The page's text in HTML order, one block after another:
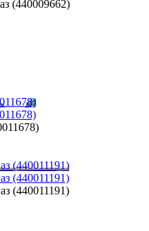
(440009662)
(440011191)
(440011191)
(440011191)